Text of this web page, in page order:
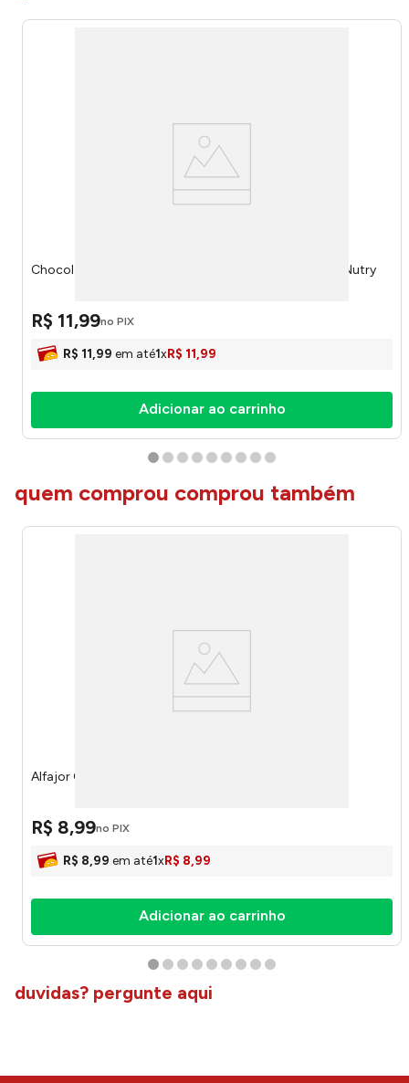
Chocolate Tube Protein Cookies E Cream 38g 1490 - Nutry
R$ 11,99no PIX
R$ 11,99 em até1xR$ 11,99
Adicionar ao carrinho
quem comprou comprou também
Alfajor Crocante Paçoca 1794 - Odara
R$ 8,99no PIX
R$ 8,99 em até1xR$ 8,99
Adicionar ao carrinho
duvidas? pergunte aqui